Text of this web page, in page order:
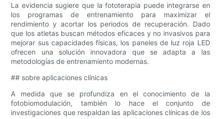
La evidencia sugiere que la fototerapia puede integrarse en
los programas de entrenamiento para maximizar el
rendimiento y acortar los periodos de recuperación. Dado
que los atletas buscan métodos eficaces y no invasivos para
mejorar sus capacidades físicas, los paneles de luz roja LED
ofrecen una solución innovadora que se adapta a las
metodologías de entrenamiento modernas.
## sobre aplicaciones clínicas
A medida que se profundiza en el conocimiento de la
fotobiomodulación, también lo hace el conjunto de
investigaciones que respaldan las aplicaciones clínicas de los